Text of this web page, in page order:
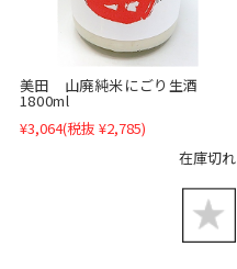
美田 山廃純米にごり生酒
1800ml
¥3,064(税抜 ¥2,785)
在庫切れ